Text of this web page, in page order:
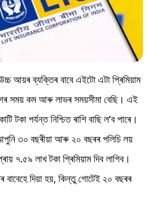
আয়ৰ ব্যক্তিৰ বাবে এইটো এটা প্ৰিমিয়াম
সময় কম আৰু লাভৰ সময়সীমা বেছি। এই
টকা পৰ্যন্ত নিশ্চিত ৰাশি বাছি ল’ব পাৰে।
৩০ বছৰীয়া আৰু ২০ বছৰৰ পলিচি লয়
৭.৫৯ লাখ টকা প্ৰিমিয়াম দিব লাগিব।
বাবেহে দিয়া হয়, কিন্তু গোটেই ২০ বছৰৰ